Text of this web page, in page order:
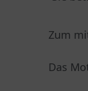
Zum
Das